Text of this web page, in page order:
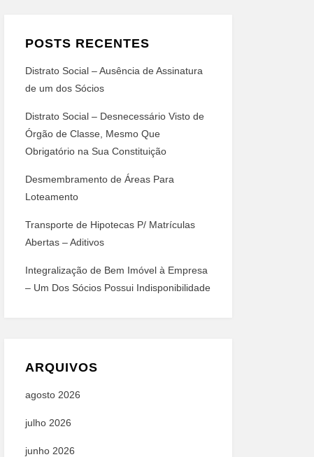
POSTS RECENTES
Distrato Social – Ausência de Assinatura
de um dos Sócios
Distrato Social – Desnecessário Visto de
Órgão de Classe, Mesmo Que
Obrigatório na Sua Constituição
Desmembramento de Áreas Para
Loteamento
Transporte de Hipotecas P/ Matrículas
Abertas – Aditivos
Integralização de Bem Imóvel à Empresa
– Um Dos Sócios Possui Indisponibilidade
ARQUIVOS
agosto 2026
julho 2026
junho 2026